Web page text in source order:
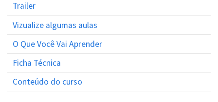
Trailer
Vizualize algumas aulas
O Que Você Vai Aprender
Ficha Técnica
Conteúdo do curso